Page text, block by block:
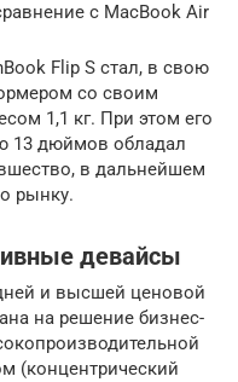
с MacBook Air
Flip S стал, в свою
со своим
1,1 кг. При этом его
13 дюймов обладал
в дальнейшем
рынку.
девайсы
и высшей ценовой
на решение бизнес-
(концентрический